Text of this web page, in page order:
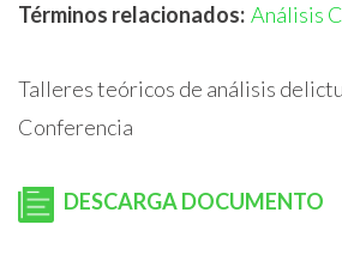
Términos relacionados: Análisis
Talleres teóricos de análisis
Conferencia
DESCARGA DOCUMENTO